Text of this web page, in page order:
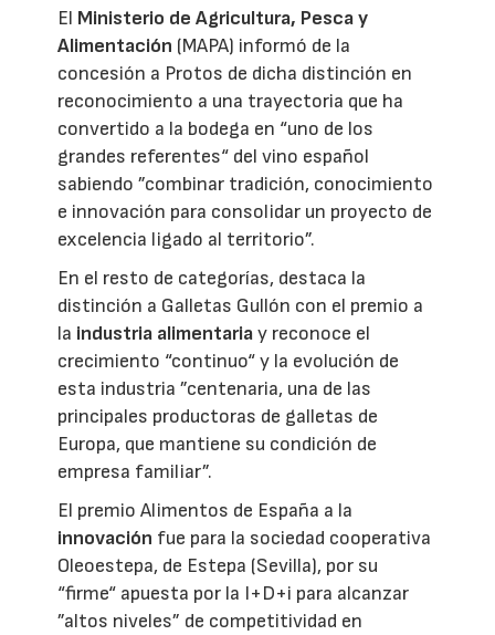
El Ministerio de Agricultura, Pesca y
Alimentación (MAPA) informó de la
concesión a Protos de dicha distinción en
reconocimiento a una trayectoria que ha
convertido a la bodega en “uno de los
grandes referentes“ del vino español
sabiendo ”combinar tradición, conocimiento
e innovación para consolidar un proyecto de
excelencia ligado al territorio”.
En el resto de categorías, destaca la
distinción a Galletas Gullón con el premio a
la industria alimentariay reconoce el
crecimiento “continuo“ y la evolución de
esta industria ”centenaria, una de las
principales productoras de galletas de
Europa, que mantiene su condición de
empresa familiar”.
El premio Alimentos de España a la
innovación fue para la sociedad cooperativa
Oleoestepa, de Estepa (Sevilla), por su
“firme“ apuesta por la I+D+i para alcanzar
”altos niveles” de competitividad en